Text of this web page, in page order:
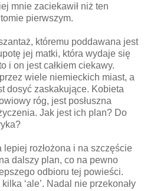
mnie zaciekawił niż ten
pierwszym.
któremu poddawana jest
jej matki, która wydaje się
i on jest całkiem ciekawy.
wiele niemieckich miast, a
dosyć zaskakujące. Kobieta
róg, jest posłuszna
Jak jest ich plan? Do
lepiej rozłożona i na szczęście
dalszy plan, co na pewno
odbioru tej powieści.
‘ale’. Nadal nie przekonały